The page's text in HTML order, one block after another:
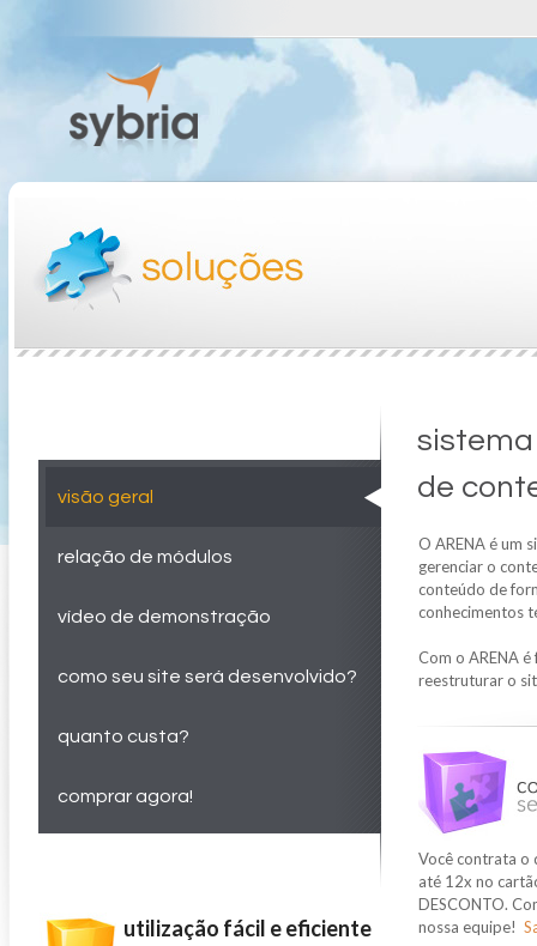
visão geral
relação de módulos
vídeo de demonstração
como seu site será desenvolvido?
quanto custa?
comprar agora!
utilização fácil e eficiente
de
O ARENA é um
gerenciar o
conteúdo de
conhecimentos
Com o ARENA
reestruturar o
Você contrata o
até 12x no
DESCONTO.
nossa equipe!